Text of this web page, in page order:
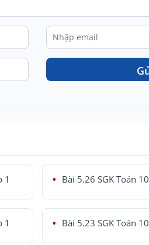
1 Bài 5.26 SGK Toán
1 Bài 5.23 SGK Toán